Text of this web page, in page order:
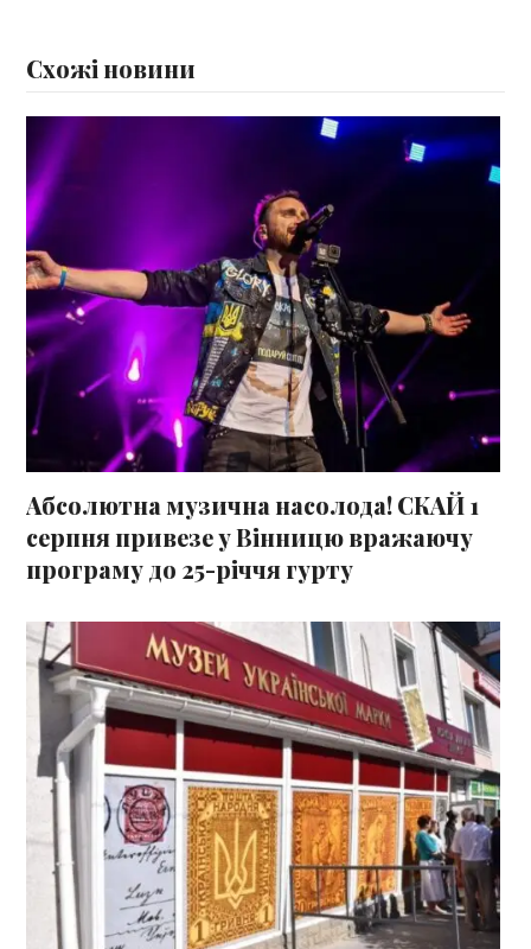
Схожі новини
Абсолютна музична насолода! СКАЙ 1
серпня привезе у Вінницю вражаючу
програму до 25-річчя гурту